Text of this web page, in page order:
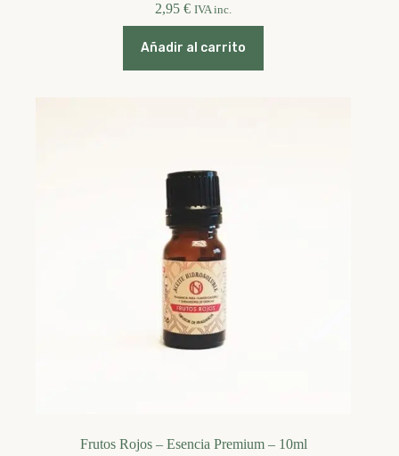
2,95€ IVA inc.
Añadir al carrito
Frutos Rojos – Esencia Premium – 10ml